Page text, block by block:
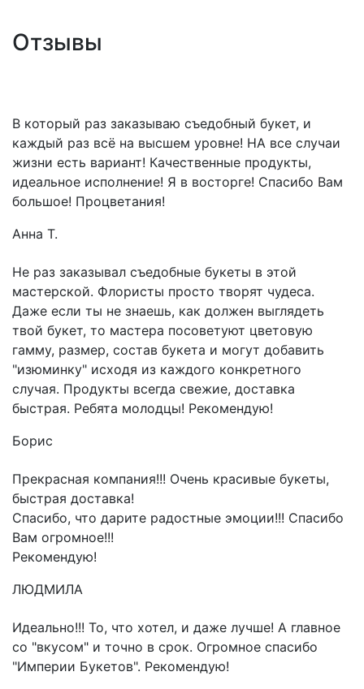
Отзывы
В который раз заказываю съедобный букет, и
каждый раз всё на высшем уровне! НА все случаи
жизни есть вариант! Качественные продукты,
идеальное исполнение! Я в восторге! Спасибо Вам
большое! Процветания!
Анна Т.
Не раз заказывал съедобные букеты в этой
мастерской. Флористы просто творят чудеса.
Даже если ты не знаешь, как должен выглядеть
твой букет, то мастера посоветуют цветовую
гамму, размер, состав букета и могут добавить
"изюминку" исходя из каждого конкретного
случая. Продукты всегда свежие, доставка
быстрая. Ребята молодцы! Рекомендую!
Борис
Прекрасная компания!!! Очень красивые букеты,
быстрая доставка!
Спасибо, что дарите радостные эмоции!!! Спасибо
Вам огромное!!!
Рекомендую!
ЛЮДМИЛА
Идеально!!! То, что хотел, и даже лучше! А главное
со "вкусом" и точно в срок. Огромное спасибо
"Империи Букетов". Рекомендую!